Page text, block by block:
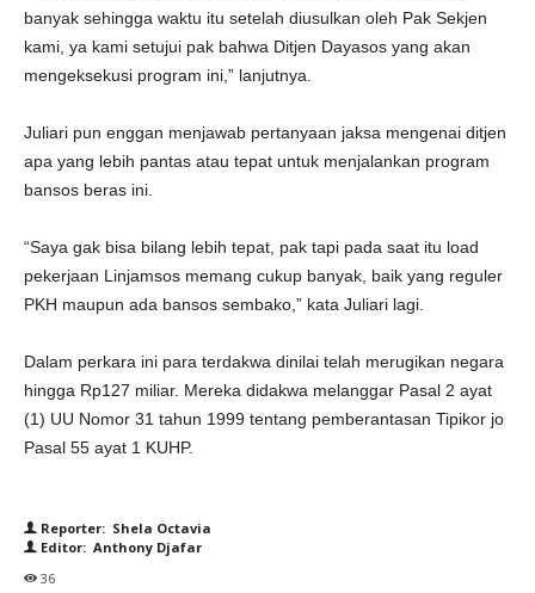
banyak sehingga waktu itu setelah diusulkan oleh Pak Sekjen
kami, ya kami setujui pak bahwa Ditjen Dayasos yang akan
mengeksekusi program ini,” lanjutnya.
Juliari pun enggan menjawab pertanyaan jaksa mengenai ditjen
apa yang lebih pantas atau tepat untuk menjalankan program
bansos beras ini.
“Saya gak bisa bilang lebih tepat, pak tapi pada saat itu load
pekerjaan Linjamsos memang cukup banyak, baik yang reguler
PKH maupun ada bansos sembako,” kata Juliari lagi.
Dalam perkara ini para terdakwa dinilai telah merugikan negara
hingga Rp127 miliar. Mereka didakwa melanggar Pasal 2 ayat
(1) UU Nomor 31 tahun 1999 tentang pemberantasan Tipikor jo
Pasal 55 ayat 1 KUHP.
Reporter: Shela Octavia
Editor: Anthony Djafar
36